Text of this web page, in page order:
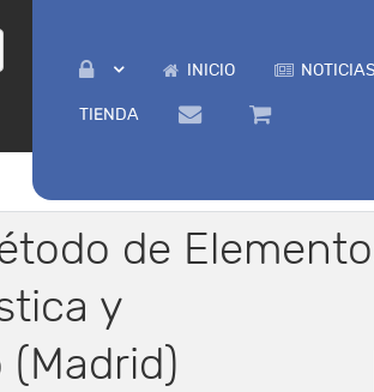
INICIO NOTICIAS
TIENDA
de
y